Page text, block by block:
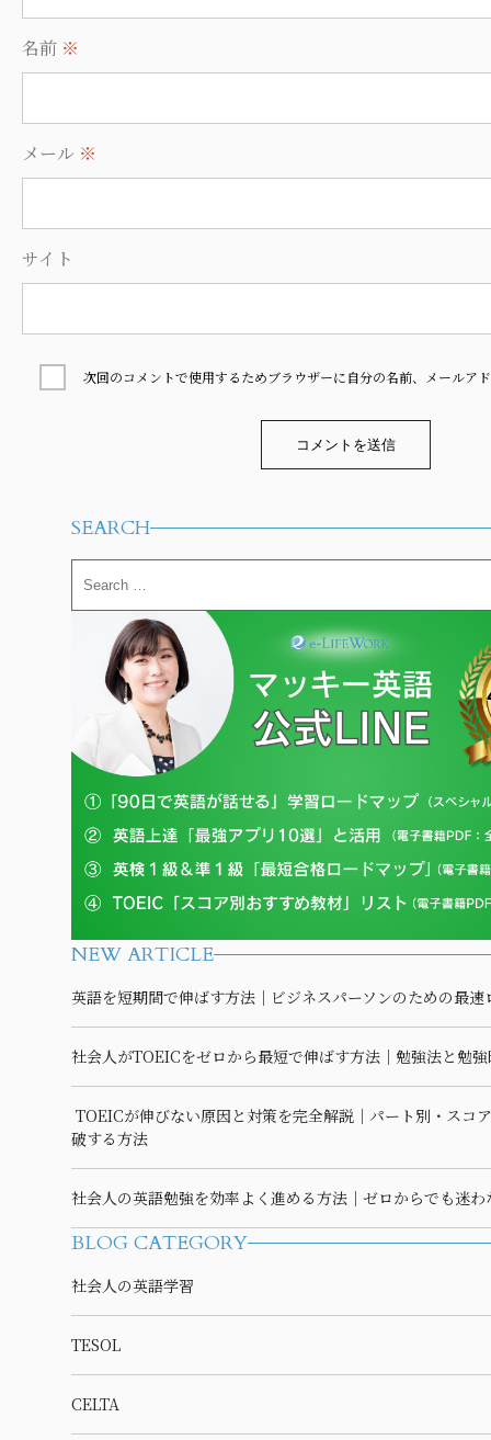
名前 ※
メール ※
サイト
次回のコメントで使用するためブラウザーに自分の名前、メールア
SEARCH
NEW ARTICLE
英語を短期間で伸ばす方法｜ビジネスパーソンのための最速
社会人がTOEICをゼロから最短で伸ばす方法｜勉強法と勉
TOEICが伸びない原因と対策を完全解説｜パート別・スコ
破する方法
社会人の英語勉強を効率よく進める方法｜ゼロからでも迷
BLOG CATEGORY
社会人の英語学習
TESOL
CELTA